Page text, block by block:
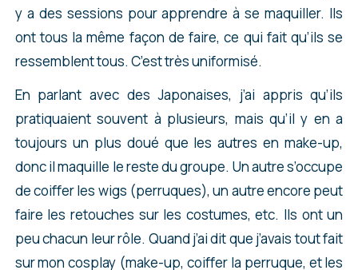
y a des sessions pour apprendre à se maquiller. Ils
ont tous la même façon de faire, ce qui fait qu’ils se
ressemblent tous. C’est très uniformisé.
En parlant avec des Japonaises, j’ai appris qu’ils
pratiquaient souvent à plusieurs, mais qu’il y en a
toujours un plus doué que les autres en make-up,
donc il maquille le reste du groupe. Un autre s’occupe
de coiffer les wigs (perruques), un autre encore peut
faire les retouches sur les costumes, etc. Ils ont un
peu chacun leur rôle. Quand j’ai dit que j’avais tout fait
sur mon cosplay (make-up, coiffer la perruque, et les